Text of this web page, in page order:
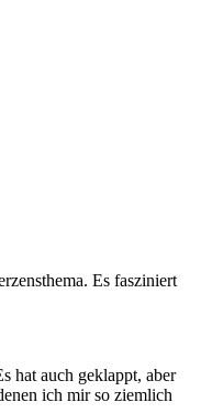
Es fasziniert
hat auch geklappt, aber
ich mir so ziemlich